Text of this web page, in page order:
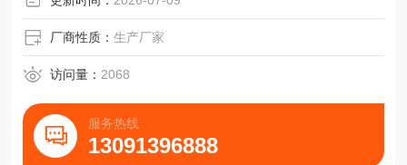
厂商性质：生产厂家
访问量： 2068
服务热线
13091396888